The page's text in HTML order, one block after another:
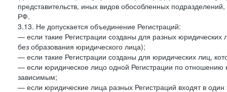
представительств, иных видов обособленных
РФ.
3.13. Не допускается объединение Регистраций:
— если такие Регистрации созданы для разных
без образования юридического лица);
— если такие Регистрации созданы для юридических лиц,
— если юридическое лицо одной Регистрации по отношению
зависимым;
— если юридические лица разных Регистраций входят в